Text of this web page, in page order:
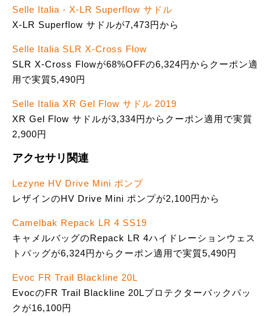
Selle Italia - X-LR Superflow サドル
X-LR Superflow サドルが7,473円から
Selle Italia SLR X-Cross Flow
SLR X-Cross Flowが68%OFFの6,324円からクーポン適
用で実質5,490円
Selle Italia XR Gel Flow サドル 2019
XR Gel Flow サドルが3,334円からクーポン適用で実質
2,900円
アクセサリ関連
Lezyne HV Drive Mini ポンプ
レザインのHV Drive Mini ポンプが2,100円から
Camelbak Repack LR 4 SS19
キャメルバッグのRepack LR 4ハイドレーションウェス
トバッグが6,324円からクーポン適用で実質5,490円
Evoc FR Trail Blackline 20L
EvocのFR Trail Blackline 20Lプロテクターバックパッ
クが16,100円